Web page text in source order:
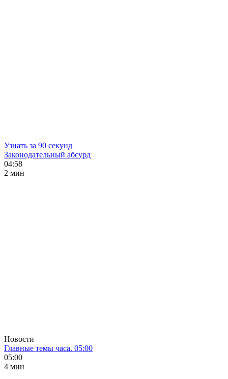
Узнать за 90 секунд
Законодательный абсурд
04:58
2 мин
Новости
Главные темы часа. 05:00
05:00
4 мин